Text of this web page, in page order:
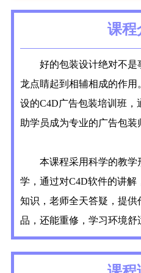
课程
好的包装设计绝对不是
龙点睛起到相辅相成的作
设的C4D广告包装培训班
助学员成为专业的广告包装
本课程采用科学的教学
学，通过对C4D软件的讲解
知识，老师全天答疑，提
品，还能重修，学习环境舒